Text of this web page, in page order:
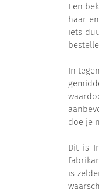
Een
haar
iets
In
doe je
Dit is
is